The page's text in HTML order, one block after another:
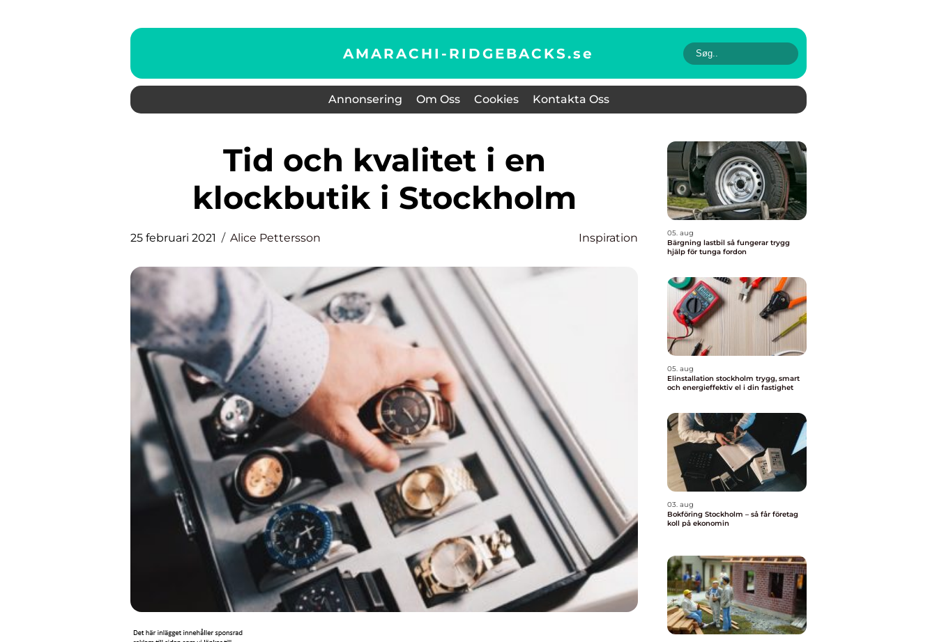
AMARACHI-RIDGEBACKS.se
Annonsering Om Oss Cookies Kontakta Oss
Tid och kvalitet i en
klockbutik i Stockholm
25 februari 2021 Alice Pettersson Inspiration
05. aug
Bärgning lastbil så fungerar trygg
hjälp för tunga fordon
05. aug
Elinstallation stockholm trygg, smart
och energieffektiv el i din fastighet
03. aug
Bokföring Stockholm – så får företag
koll på ekonomin